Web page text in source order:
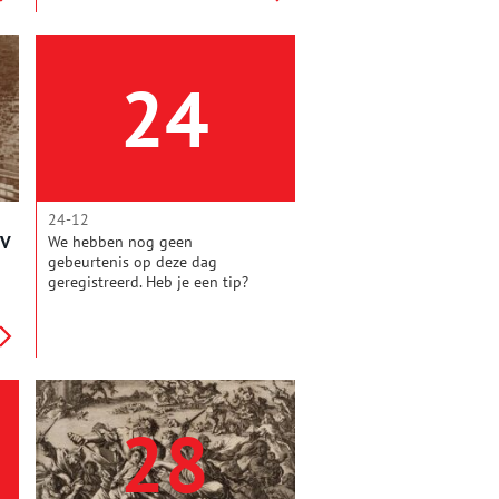
24
24-12
We hebben nog geen
gebeurtenis op deze dag
geregistreerd. Heb je een tip?
28